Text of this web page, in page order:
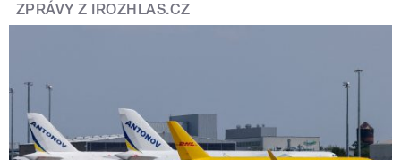
ZPRÁVY Z IROZHLAS.CZ